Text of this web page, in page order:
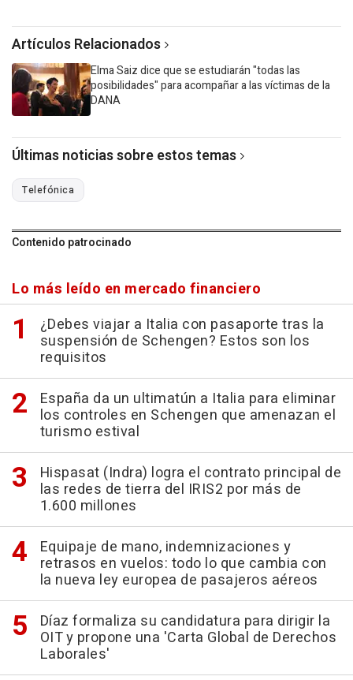
Artículos Relacionados
Elma Saiz dice que se estudiarán "todas las
posibilidades" para acompañar a las víctimas de la
DANA
Últimas noticias sobre estos temas
Telefónica
Contenido patrocinado
Lo más leído en mercado financiero
¿Debes viajar a Italia con pasaporte tras la
suspensión de Schengen? Estos son los
requisitos
España da un ultimatún a Italia para eliminar
los controles en Schengen que amenazan el
turismo estival
Hispasat (Indra) logra el contrato principal de
las redes de tierra del IRIS2 por más de
1.600 millones
Equipaje de mano, indemnizaciones y
retrasos en vuelos: todo lo que cambia con
la nueva ley europea de pasajeros aéreos
Díaz formaliza su candidatura para dirigir la
OIT y propone una 'Carta Global de Derechos
Laborales'